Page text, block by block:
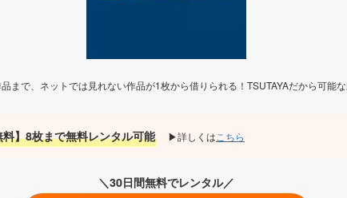
まで、ネットでは見れない作品が1枚から借りられる！TSUTAYAだから可能
】8枚まで無料レンタル可能 ▶詳しくはこちら
＼30日間無料でレンタル／